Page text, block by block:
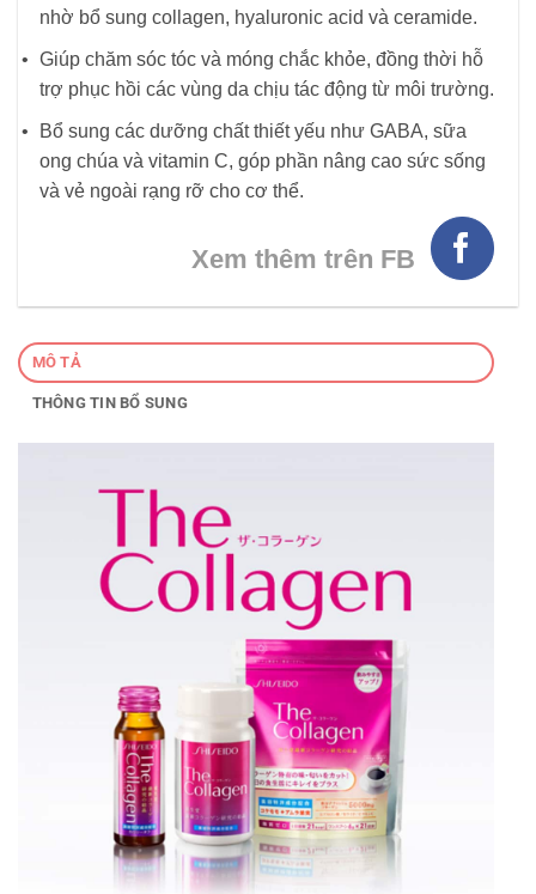
nhờ bổ sung collagen, hyaluronic acid và ceramide.
Giúp chăm sóc tóc và móng chắc khỏe, đồng thời hỗ
trợ phục hồi các vùng da chịu tác động từ môi trường.
Bổ sung các dưỡng chất thiết yếu như GABA, sữa
ong chúa và vitamin C, góp phần nâng cao sức sống
và vẻ ngoài rạng rỡ cho cơ thể.
Xem thêm trên FB
MÔ TẢ
THÔNG TIN BỔ SUNG